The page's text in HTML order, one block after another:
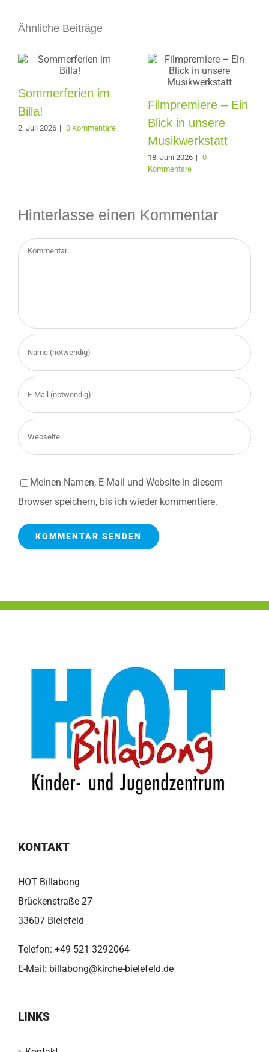
Ähnliche Beiträge
Sommerferien im
Billa!
2. Juli 2026 | 0 Kommentare
Filmpremiere – Ein
Blick in unsere
Musikwerkstatt
18. Juni 2026 | 0
Kommentare
Hinterlasse einen Kommentar
Kommentar
Meinen Namen, E-Mail und Website in diesem
Browser speichern, bis ich wieder kommentiere.
KONTAKT
HOT Billabong
Brückenstraße 27
33607 Bielefeld
Telefon: +49 521 3292064
E-Mail: billabong@kirche-bielefeld.de
LINKS